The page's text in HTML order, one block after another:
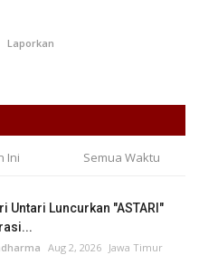
Laporkan
Ini Semua Waktu
Untari Luncurkan "ASTARI"
Aug 2, 2026 Jawa Timur